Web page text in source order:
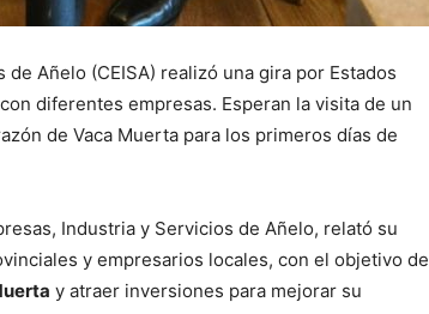
Añelo (CEISA) realizó una gira por Estados
diferentes empresas. Esperan la visita de un
de Vaca Muerta para los primeros días de
Industria y Servicios de Añelo, relató su
y empresarios locales, con el objetivo de
y atraer inversiones para mejorar su